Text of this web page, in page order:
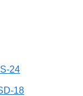
24
18